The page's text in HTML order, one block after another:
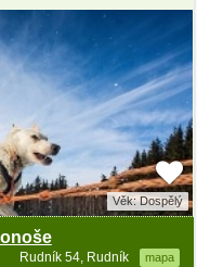
Věk: Dospělý
Rudník 54, Rudník mapa